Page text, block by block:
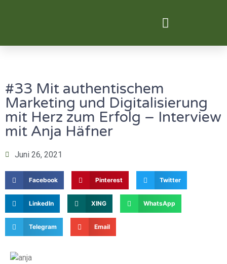
#33 Mit authentischem
Marketing und Digitalisierung
mit Herz zum Erfolg – Interview
mit Anja Häfner
Juni 26, 2021
Facebook Pinterest Twitter
LinkedIn XING WhatsApp
Telegram Email